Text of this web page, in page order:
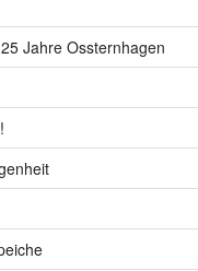
Jahre Ossternhagen